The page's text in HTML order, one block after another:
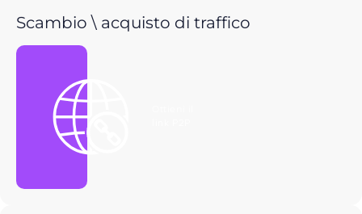
Scambio \ acquisto di traffico